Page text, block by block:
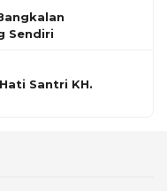
Sendiri
Santri KH.